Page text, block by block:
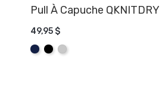
Pull À Capuche QKNITDRY
49,95 $
Marine
NoirGris
AJOUTER AU PANIER